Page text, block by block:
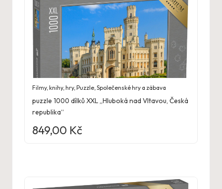
Filmy, knihy, hry,Puzzle,Společenské hry a zábava
puzzle 1000 dílků XXL „Hluboká nad Vltavou, Česká
republika“
849,00 Kč